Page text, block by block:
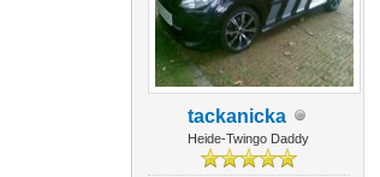
tackanicka
Heide-Twingo Daddy